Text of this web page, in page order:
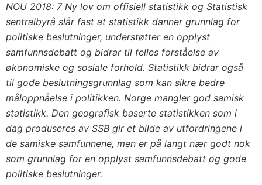
NOU 2018: 7 Ny lov om offisiell statistikk og Statistisk
sentralbyrå slår fast at statistikk danner grunnlag for
politiske beslutninger, understøtter en opplyst
samfunnsdebatt og bidrar til felles forståelse av
økonomiske og sosiale forhold. Statistikk bidrar også
til gode beslutningsgrunnlag som kan sikre bedre
måloppnåelse i politikken. Norge mangler god samisk
statistikk. Den geografisk baserte statistikken som i
dag produseres av SSB gir et bilde av utfordringene i
de samiske samfunnene, men er på langt nær godt nok
som grunnlag for en opplyst samfunnsdebatt og gode
politiske beslutninger.